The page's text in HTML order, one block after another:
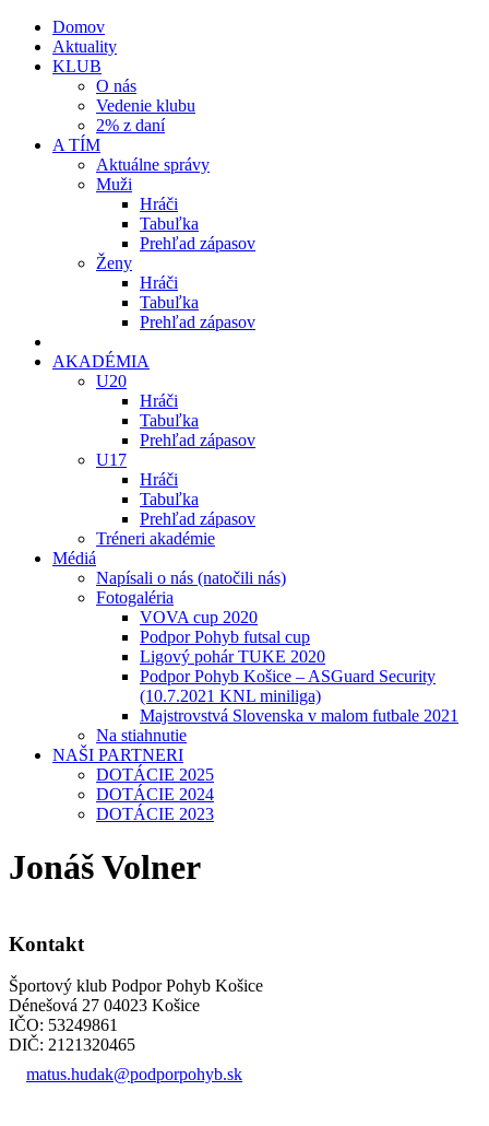
Domov
Aktuality
KLUB
O nás
Vedenie klubu
2% z daní
A TÍM
Aktuálne správy
Muži
Hráči
Tabuľka
Prehľad zápasov
Ženy
Hráči
Tabuľka
Prehľad zápasov
AKADÉMIA
U20
Hráči
Tabuľka
Prehľad zápasov
U17
Hráči
Tabuľka
Prehľad zápasov
Tréneri akadémie
Médiá
Napísali o nás (natočili nás)
Fotogaléria
VOVA cup 2020
Podpor Pohyb futsal cup
Ligový pohár TUKE 2020
Podpor Pohyb Košice – ASGuard Security
(10.7.2021 KNL miniliga)
Majstrovstvá Slovenska v malom futbale 2021
Na stiahnutie
NAŠI PARTNERI
DOTÁCIE 2025
DOTÁCIE 2024
DOTÁCIE 2023
Jonáš Volner
Kontakt
Športový klub Podpor Pohyb Košice
Dénešová 27 04023 Košice
IČO: 53249861
DIČ: 2121320465
matus.hudak@podporpohyb.sk